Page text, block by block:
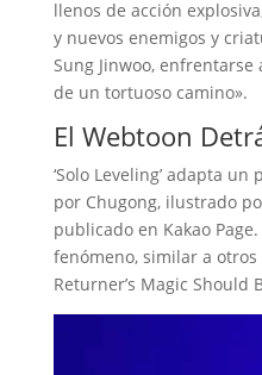
llenos de acción
y nuevos enemigos y
Sung Jinwoo,
de un tortuoso camino».
El Webtoon
‘Solo Leveling’ adapta
por Chugong, ilustrado
publicado en Kakao
fenómeno, similar a otros
Returner’s Magic Should